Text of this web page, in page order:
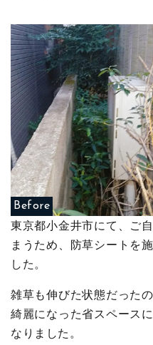
Before
東京都小金井市にて、ご
まうため、防草シートを
した。
雑草も伸びた状態だった
綺麗になった省スペース
なりました。